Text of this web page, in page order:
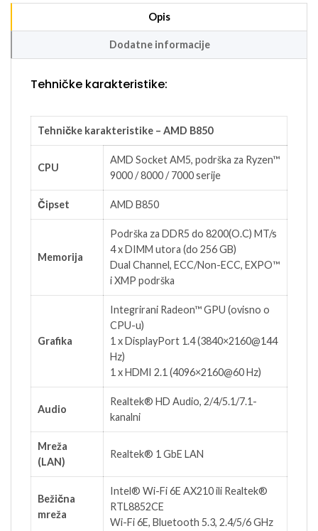
Opis
Dodatne informacije
Tehničke karakteristike:
Tehničke karakteristike – AMD B850
CPU
AMD Socket AM5, podrška za Ryzen™
9000 / 8000 / 7000 serije
Čipset AMD B850
Memorija
Podrška za DDR5 do 8200(O.C) MT/s
4 x DIMM utora (do 256 GB)
Dual Channel, ECC/Non-ECC, EXPO™
i XMP podrška
Grafika
Integrirani Radeon™ GPU (ovisno o
CPU-u)
1 x DisplayPort 1.4 (3840×2160@144
Hz)
1 x HDMI 2.1 (4096×2160@60 Hz)
Audio
Realtek® HD Audio, 2/4/5.1/7.1-
kanalni
Mreža
(LAN)
Realtek® 1 GbE LAN
Bežična
mreža
Intel® Wi-Fi 6E AX210 ili Realtek®
RTL8852CE
Wi-Fi 6E, Bluetooth 5.3, 2.4/5/6 GHz